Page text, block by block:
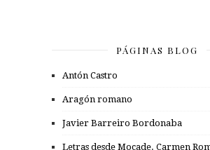
PÁGINAS BLOG
Antón Castro
Aragón romano
Javier Barreiro Bordonaba
Letras desde Mocade. Carmen